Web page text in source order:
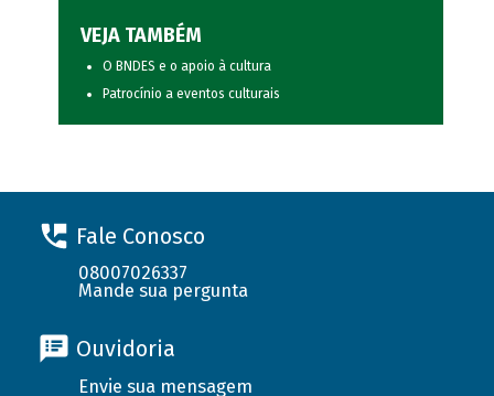
VEJA TAMBÉM
O BNDES e o apoio à cultura
Patrocínio a eventos culturais
Fale Conosco
08007026337
Mande sua pergunta
Ouvidoria
Envie sua mensagem